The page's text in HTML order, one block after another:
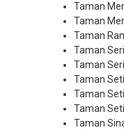
Taman
Taman
Taman
Taman
Taman
Taman
Taman
Taman
Taman